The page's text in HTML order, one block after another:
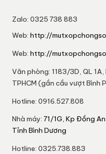
Zalo: 0325 738 883
Web: http://
Web: http://
Văn phòng: 1183/3D, QL
TPHCM (gần cầu vượt Bình
Hotline: 0916.527.808
Nhà máy: 71/1G, Kp Đồng
Tỉnh Bình Dương
Hotline: 0325.738.883